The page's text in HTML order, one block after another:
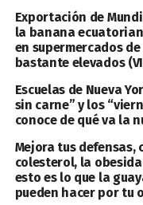
Exportación de
la banana
en supermercados
bastante elevados
Escuelas de Nueva
sin carne” y los
conoce de qué va la
Mejora tus defensas,
colesterol, la
esto es lo que la
pueden hacer por tu